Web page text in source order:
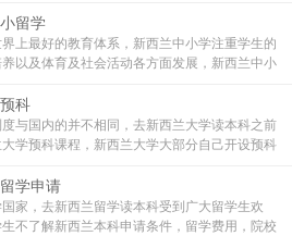
留学，教外留学办理新西兰留学更专业、方便
之路省心、省钱！
留学
上最好的教育体系，新西兰中小学注重学生的
以及体育及社会活动各方面发展，新西兰中小
西兰中小学怎么申请入学，留学费用多少，选
这是很多留学生家长比较关注的问题。
科
与国内的并不相同，去新西兰大学读本科之前
学预科课程，新西兰大学大部分自己开设预科
有ACG学院、罗托鲁瓦中学以及泰勒学院。不
科课程不同，衔接大学也不同。
学申请
家，去新西兰留学读本科受到广大留学生欢
不了解新西兰本科申请条件，留学费用，院校